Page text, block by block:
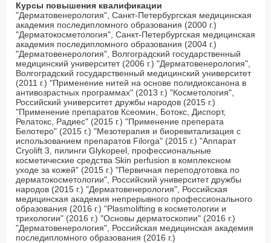
Курсы повышения квалификации
"Дерматовенерология", Санкт-Петербургская медицинская
академия последипломного образования (2000 г.)
"Дерматокосметология", Санкт-Петербургская медицинская
академия последипломного образования (2004 г.)
"Дерматовенерология", Волгоградский государственный
медицинский университет (2006 г.) "Дерматовенерология",
Волгоградский государственный медицинский университет
(2011 г.) "Применение нитей на основе полидиоксанона в
антивозрастных программах" (2013 г.) "Косметология",
Российский университет дружбы народов (2015 г.)
"Применение препаратов Ксеомин, Ботокс, Диспорт,
Релатокс, Радиес" (2015 г.) "Применение преперата
Белотеро" (2015 г.) "Мезотерапия и биоревитализация с
использованием препаратов Filorga" (2015 г.) "Аппарат
Cryolift 3, пилинги Glykopeel, профессиональные
косметические средства Skin perfusion в комплексном
уходе за кожей" (2015 г.) "Первичная переподготовка по
дерматокосметологии", Российский университет дружбы
народов (2015 г.) "Дерматовенерология", Российская
медицинская академия непрерывного профессионального
образования (2016 г.) "Plasmolifting в косметологии и
трихологии" (2016 г.) "Основы дерматоскопии" (2016 г.)
"Дерматовенерология", Российская медицинская академия
последипломного образования (2016 г.)